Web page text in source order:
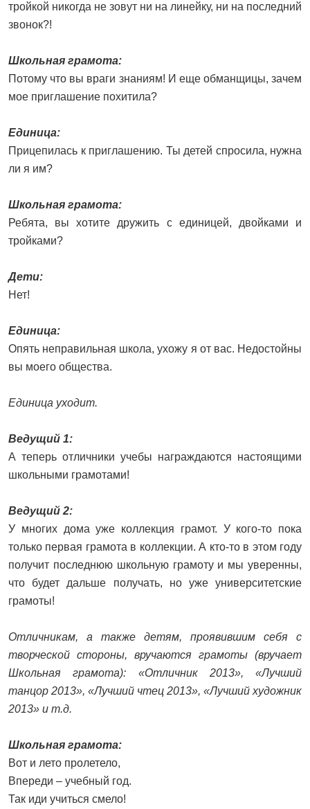
тройкой никогда не зовут ни на линейку, ни на последний
звонок?!
Школьная грамота:
Потому что вы враги знаниям! И еще обманщицы, зачем
мое приглашение похитила?
Единица:
Прицепилась к приглашению. Ты детей спросила, нужна
ли я им?
Школьная грамота:
Ребята, вы хотите дружить с единицей, двойками и
тройками?
Дети:
Нет!
Единица:
Опять неправильная школа, ухожу я от вас. Недостойны
вы моего общества.
Единица уходит.
Ведущий 1:
А теперь отличники учебы награждаются настоящими
школьными грамотами!
Ведущий 2:
У многих дома уже коллекция грамот. У кого-то пока
только первая грамота в коллекции. А кто-то в этом году
получит последнюю школьную грамоту и мы уверенны,
что будет дальше получать, но уже университетские
грамоты!
Отличникам, а также детям, проявившим себя с
творческой стороны, вручаются грамоты (вручает
Школьная грамота): «Отличник 2013», «Лучший
танцор 2013», «Лучший чтец 2013», «Лучший художник
2013» и т.д.
Школьная грамота:
Вот и лето пролетело,
Впереди – учебный год.
Так иди учиться смело!